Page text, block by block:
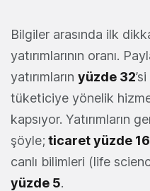
Bilgiler arasında ilk
yatırımlarının oranı.
yatırımların yüzde 32
tüketiciye yönelik
kapsıyor. Yatırımların
şöyle; ticaret yüzde 16
canlı bilimleri (life
yüzde 5.